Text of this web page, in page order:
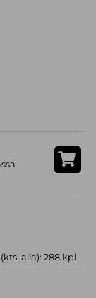
alla): 288 kpl